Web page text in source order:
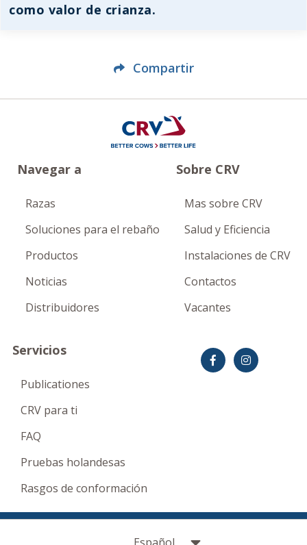
como valor de crianza.
Compartir
Navegar a
Razas
Soluciones para el rebaño
Productos
Noticias
Distribuidores
Sobre CRV
Mas sobre CRV
Salud y Eficiencia
Instalaciones de CRV
Contactos
Vacantes
Servicios
Publicationes
CRV para ti
FAQ
Pruebas holandesas
Rasgos de conformación
Terms and conditions
Privacy Statement